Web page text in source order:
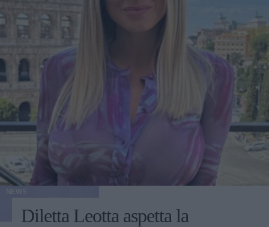
Diletta Leotta aspetta la